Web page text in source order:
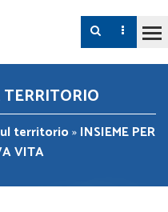
territorio»INSIEME PER
VITA